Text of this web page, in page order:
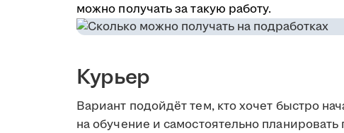
можно получать за такую работу.
Курьер
Вариант подойдёт тем, кто хочет быстро
на обучение и самостоятельно